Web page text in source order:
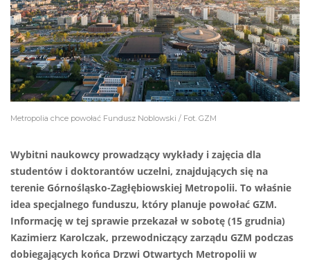
Metropolia chce powołać Fundusz Noblowski / Fot. GZM
Wybitni naukowcy prowadzący wykłady i zajęcia dla
studentów i doktorantów uczelni, znajdujących się na
terenie Górnośląsko-Zagłębiowskiej Metropolii. To właśnie
idea specjalnego funduszu, który planuje powołać GZM.
Informację w tej sprawie przekazał w sobotę (15 grudnia)
Kazimierz Karolczak, przewodniczący zarządu GZM podczas
dobiegających końca Drzwi Otwartych Metropolii w